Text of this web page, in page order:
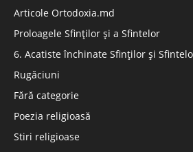
Articole Ortodoxia.md
Proloagele Sfinților și a Sfintelor
6. Acatiste închinate Sfinților și
Rugăciuni
Fără categorie
Poezia religioasă
Stiri religioase